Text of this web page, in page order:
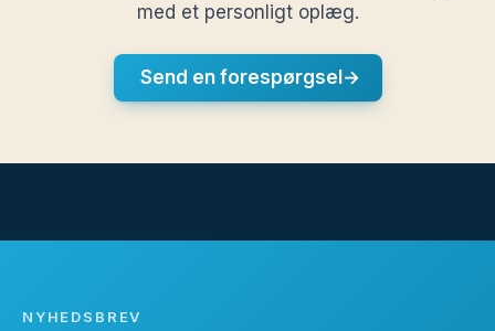
med et personligt oplæg.
Send en forespørgsel →
NYHEDSBREV